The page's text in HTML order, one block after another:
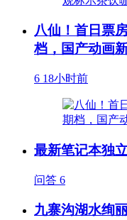
八仙！首日票
档，国产动画
6 18小时前
最新笔记本独
问答 6
九寨沟湖水绚